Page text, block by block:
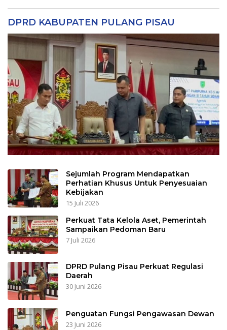
DPRD KABUPATEN PULANG PISAU
Sejumlah Program Mendapatkan
Perhatian Khusus Untuk Penyesuaian
Kebijakan
15 Juli 2026
Perkuat Tata Kelola Aset, Pemerintah
Sampaikan Pedoman Baru
7 Juli 2026
DPRD Pulang Pisau Perkuat Regulasi
Daerah
30 Juni 2026
Penguatan Fungsi Pengawasan Dewan
23 Juni 2026